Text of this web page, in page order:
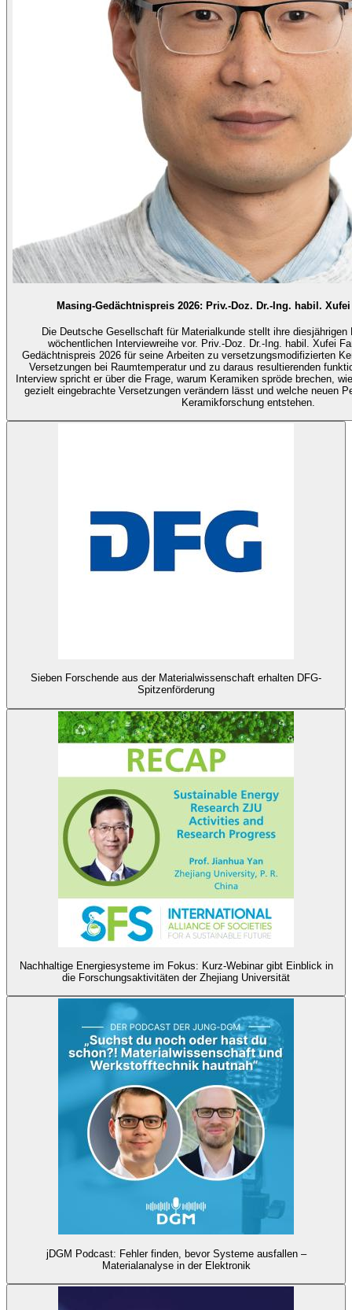
Masing-Gedächtnispreis 2026: Priv.-Doz. Dr.-Ing. habil.
Die Deutsche Gesellschaft für Materialkunde stellt ihre diesjährigen
wöchentlichen Interviewreihe vor. Priv.-Doz. Dr.-Ing. habil. Xufei
Gedächtnispreis 2026 für seine Arbeiten zu versetzungsmodifizierten
Versetzungen bei Raumtemperatur und zu daraus resultierenden
Interview spricht er über die Frage, warum Keramiken spröde brechen,
gezielt eingebrachte Versetzungen verändern lässt und welche neuen
Keramikforschung entstehen.
Sieben Forschende aus der Materialwissenschaft erhalten DFG-
Spitzenförderung
Nachhaltige Energiesysteme im Fokus: Kurz-Webinar gibt Einblick in
die Forschungsaktivitäten der Zhejiang Universität
jDGM Podcast: Fehler finden, bevor Systeme ausfallen –
Materialanalyse in der Elektronik